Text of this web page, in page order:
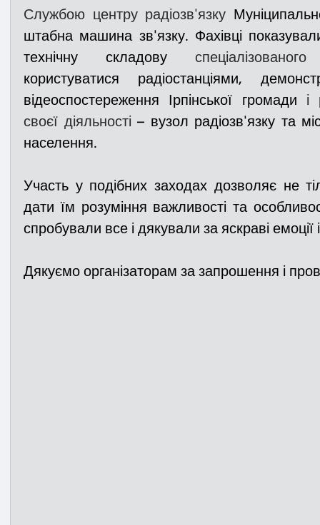
Службою центру радіозв'язку
штабна машина зв'язку. Фахівці
технічну складову
користуватися радіостанціями,
відеоспостереження Ірпінської громади і
своєї діяльності – вузол радіозв'язку та
населення.
Участь у подібних заходах дозволяє не
дати їм розуміння важливості та
спробували все і дякували за яскраві емоції
Дякуємо організаторам за запрошення і